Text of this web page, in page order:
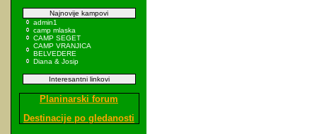
Najnovije kampovi
admin1
camp mlaska
CAMP SEGET
CAMP VRANJICA
BELVEDERE
Diana & Josip
Interesantni linkovi
Planinarski forum
Destinacije po gledanosti